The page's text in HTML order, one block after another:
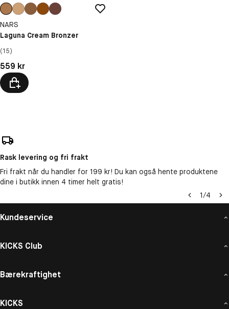
NARS
Laguna Cream Bronzer
(15)
Pris: 559 kr
559 kr
Rask levering og fri frakt
Fri frakt når du handler for 199 kr! Du kan også hente produktene
dine i butikk innen 4 timer helt gratis!
1/4
Kundeservice
KICKS Club
Bærekraftighet
KICKS